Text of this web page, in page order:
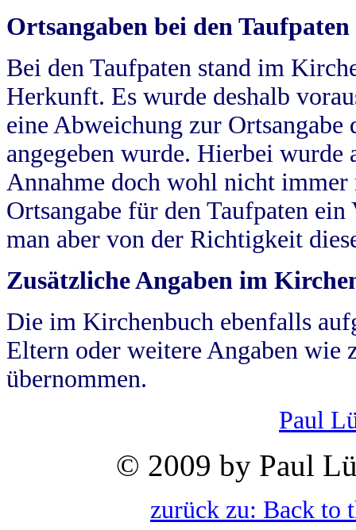
Ortsangaben bei den Taufpaten
Bei den Taufpaten stand im
Herkunft. Es wurde deshalb
eine Abweichung zur
angegeben wurde. Hierbei wurde
Annahme doch wohl nicht
Ortsangabe für den Taufpaten
man aber von der Richtigkeit
Zusätzliche Angaben im
Die im Kirchenbuch ebenfalls
Eltern oder weitere Angaben wie
übernommen.
Paul
© 2009 by Paul
zurück zu: Back to